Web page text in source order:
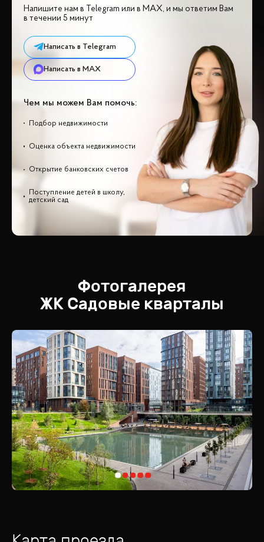
Напишите нам в Telegram или в MAX, и мы ответим Вам
в течении 5 минут
Написать в Telegram
Написать в MAX
Чем мы можем Вам помочь:
Подбор недвижимости
Оценка объекта недвижимости
Открытие банковских счетов
Поступление детей в школу,
детский сад
Фотогалерея
ЖК Садовые кварталы